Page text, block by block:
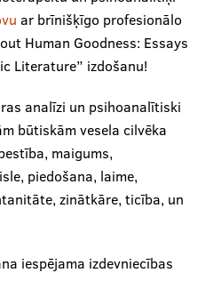
ar brīnišķīgo profesionālo
Human Goodness: Essays
Literature” izdošanu!
analīzi un psihoanalītiski
būtiskām vesela cilvēka
maigums,
piedošana, laime,
zinātkāre, ticība, un
iespējama izdevniecības